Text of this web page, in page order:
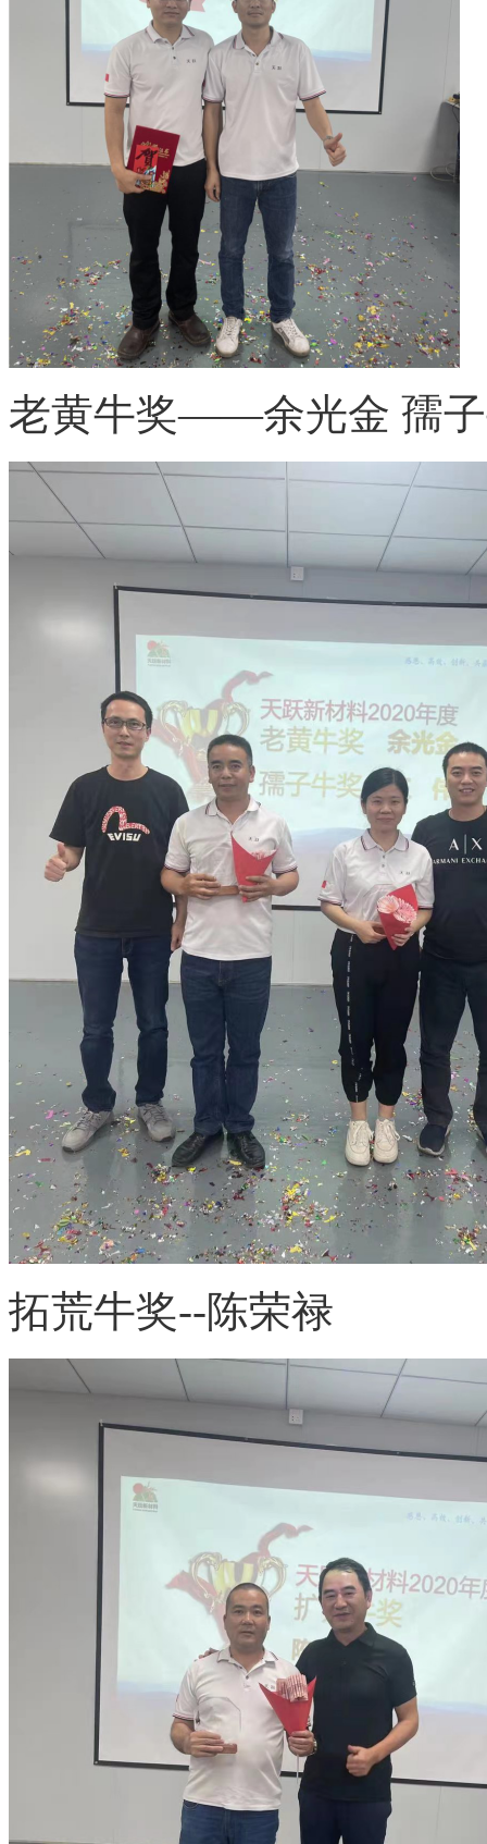
老黄牛奖——余光金 孺子
拓荒牛奖--陈荣禄